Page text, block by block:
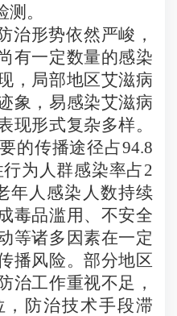
。
治形势依然严峻，
有一定数量的感染
，局部地区艾滋病
象，易感染艾滋病
现形式复杂多样。
的传播途径占94.8
行为人群感染率占2
年人感染人数持续
毒品滥用、不安全
等诸多因素在一定
播风险。部分地区
治工作重视不足，
防治技术手段滞